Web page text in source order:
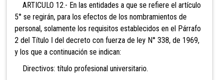
ARTICULO 12.- En las entidades a que se refiere el artículo
5° se regirán, para los efectos de los nombramientos de
personal, solamente los requisitos establecidos en el Párrafo
2 del Título I del decreto con fuerza de ley N° 338, de 1969,
y los que a continuación se indican:
Directivos: título profesional universitario.